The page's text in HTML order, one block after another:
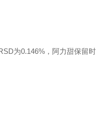
为0.146%，阿力甜保留